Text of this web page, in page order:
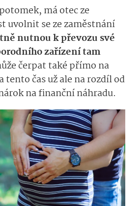
má otec ze
uvolnit se ze zaměstnání
nutnou k převozu své
zařízení tam
čerpat také přímo na
tento čas už ale narozdíl od
na finanční náhradu.